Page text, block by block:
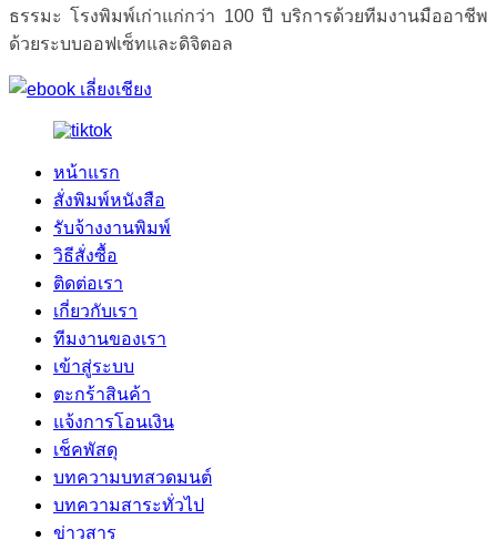
ธรรมะ โรงพิมพ์เก่าแก่กว่า 100 ปี บริการด้วยทีมงานมืออาชีพ
ด้วยระบบออฟเซ็ทและดิจิตอล
หน้าแรก
สั่งพิมพ์หนังสือ
รับจ้างงานพิมพ์
วิธีสั่งซื้อ
ติดต่อเรา
เกี่ยวกับเรา
ทีมงานของเรา
เข้าสู่ระบบ
ตะกร้าสินค้า
แจ้งการโอนเงิน
เช็คพัสดุ
บทความบทสวดมนต์
บทความสาระทั่วไป
ข่าวสาร